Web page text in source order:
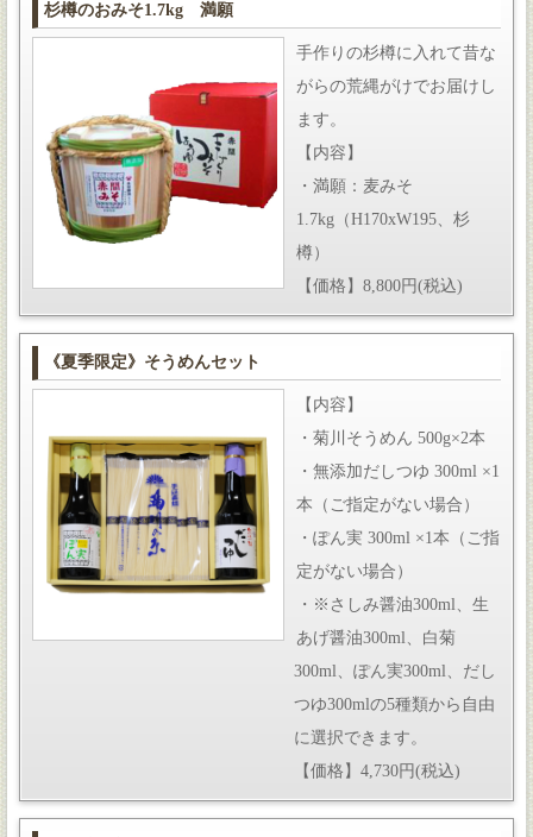
杉樽のおみそ1.7kg 満願
手作りの杉樽に入れて昔な
がらの荒縄がけでお届けし
ます。
【内容】
・満願：麦みそ
1.7kg（H170xW195、杉
樽）
【価格】8,800円(税込)
《夏季限定》そうめんセット
【内容】
・菊川そうめん 500g×2本
・無添加だしつゆ 300ml ×1
本（ご指定がない場合）
・ぽん実 300ml ×1本（ご指
定がない場合）
・※さしみ醤油300ml、生
あげ醤油300ml、白菊
300ml、ぽん実300ml、だし
つゆ300mlの5種類から自由
に選択できます。
【価格】4,730円(税込)